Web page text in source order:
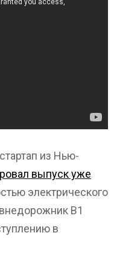
из Нью-
выпуск уже
электрического
В1
в